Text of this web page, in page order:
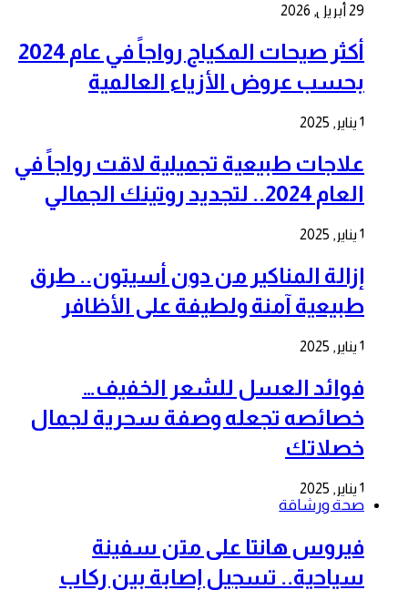
29 أبريل, 2026
أكثر صيحات المكياج رواجاً في عام 2024
بحسب عروض الأزياء العالمية
1 يناير, 2025
علاجات طبيعية تجميلية لاقت رواجاً في
العام 2024.. لتجديد روتينك الجمالي
1 يناير, 2025
إزالة المناكير من دون أسيتون.. طرق
طبيعية آمنة ولطيفة على الأظافر
1 يناير, 2025
فوائد العسل للشعر الخفيف…
خصائصه تجعله وصفة سحرية لجمال
خصلاتك
1 يناير, 2025
صحة ورشاقة
فيروس هانتا على متن سفينة
سياحية.. تسجيل إصابة بين ركاب